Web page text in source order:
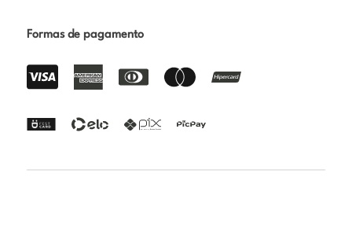
Formas de pagamento